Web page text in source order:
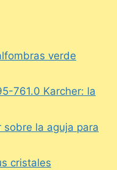
verde
761.0 Karcher: la
la aguja para
cristales